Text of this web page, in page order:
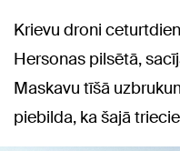
Krievu droni
Hersonas pilsētā,
Maskavu tīšā
piebilda, ka šajā